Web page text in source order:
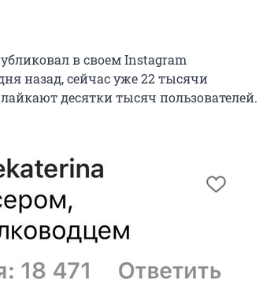
в своем Instagram
назад, сейчас уже 22 тысячи
десятки тысяч пользователей.